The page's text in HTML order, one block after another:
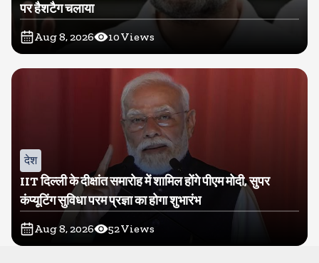
पर हैशटैग चलाया
Aug 8, 2026 10Views
देश
IIT दिल्ली के दीक्षांत समारोह में शामिल होंगे पीएम मोदी, सुपर
कंप्यूटिंग सुविधा परम प्रज्ञा का होगा शुभारंभ
Aug 8, 2026 52Views